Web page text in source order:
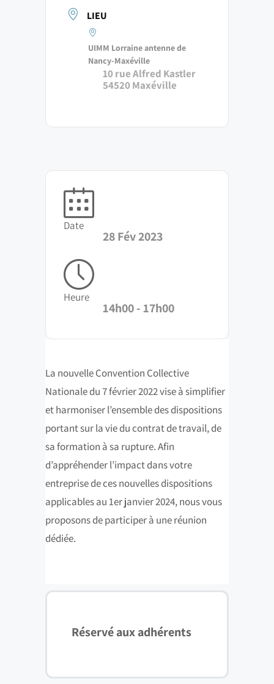
LIEU
UIMM Lorraine antenne de
Nancy-Maxéville
10 rue Alfred Kastler
54520 Maxéville
Date
28 Fév 2023
Heure
14h00 - 17h00
La nouvelle Convention Collective
Nationale du 7 février 2022 vise à simplifier
et harmoniser l’ensemble des dispositions
portant sur la vie du contrat de travail, de
sa formation à sa rupture. Afin
d’appréhender l’impact dans votre
entreprise de ces nouvelles dispositions
applicables au 1er janvier 2024, nous vous
proposons de participer à une réunion
dédiée.
Réservé aux adhérents